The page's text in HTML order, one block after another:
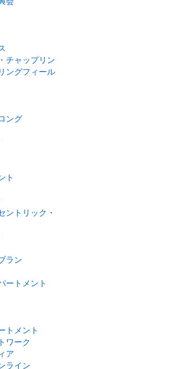
チャップリン
ングフィール
ング
ト
ントリック・
ラン
ートメント
トメント
ワーク
ア
ライン